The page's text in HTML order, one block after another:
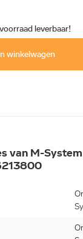
leverbaar!
winkelwagen
van M-